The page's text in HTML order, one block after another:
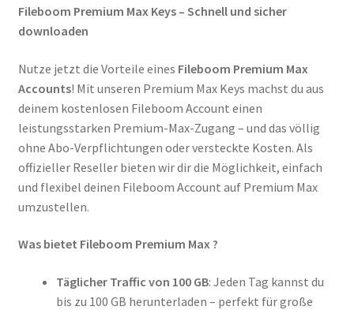
Fileboom Premium Max Keys – Schnell und sicher
downloaden
Nutze jetzt die Vorteile eines Fileboom Premium Max
Accounts! Mit unseren Premium Max Keys machst du aus
deinem kostenlosen Fileboom Account einen
leistungsstarken Premium-Max-Zugang – und das völlig
ohne Abo-Verpflichtungen oder versteckte Kosten. Als
offizieller Reseller bieten wir dir die Möglichkeit, einfach
und flexibel deinen Fileboom Account auf Premium Max
umzustellen.
Was bietet Fileboom Premium Max ?
Täglicher Traffic von 100 GB: Jeden Tag kannst du
bis zu 100 GB herunterladen – perfekt für große